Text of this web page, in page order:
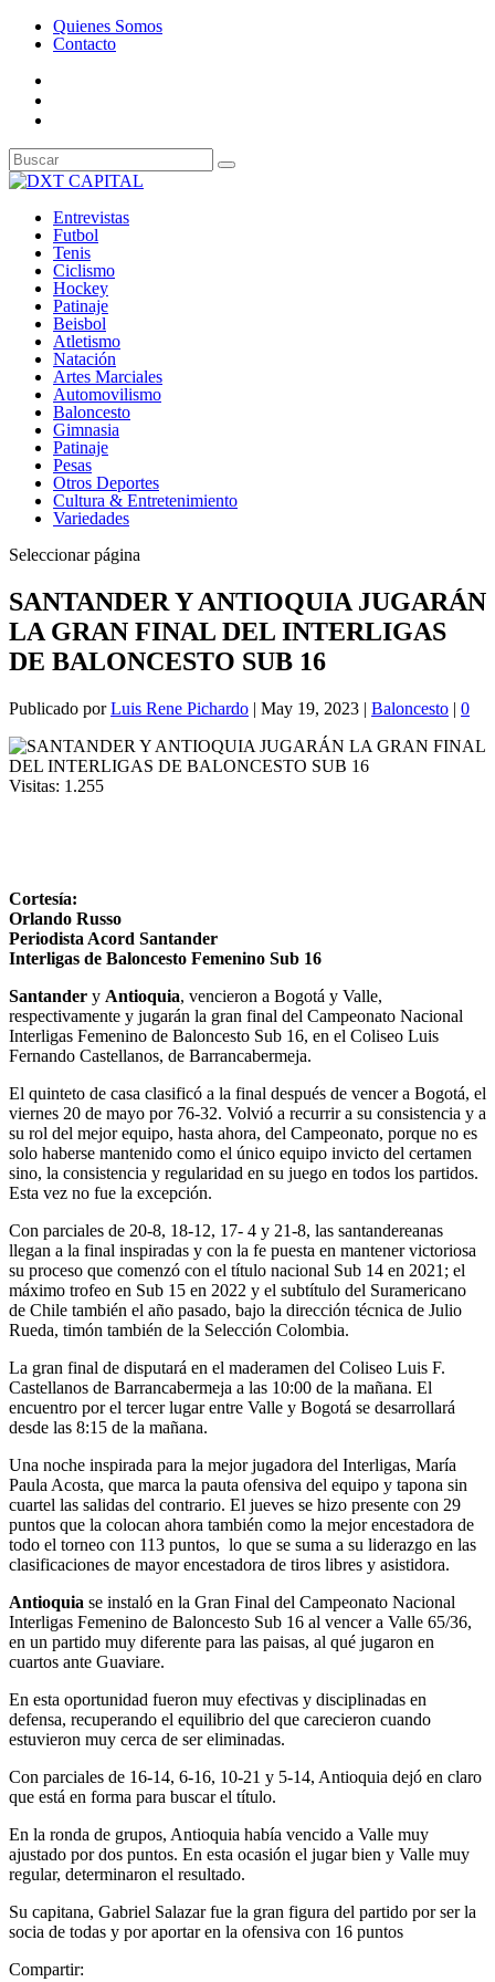
Quienes Somos
Contacto
Entrevistas
Futbol
Tenis
Ciclismo
Hockey
Patinaje
Beisbol
Atletismo
Natación
Artes Marciales
Automovilismo
Baloncesto
Gimnasia
Patinaje
Pesas
Otros Deportes
Cultura & Entretenimiento
Variedades
Seleccionar página
SANTANDER Y ANTIOQUIA JUGARÁN
LA GRAN FINAL DEL INTERLIGAS
DE BALONCESTO SUB 16
Publicado porLuis Rene Pichardo | May 19, 2023 | Baloncesto | 0
Visitas: 1.255
Cortesía:
Orlando Russo
Periodista Acord Santander
Interligas de Baloncesto Femenino Sub 16
Santander y Antioquia, vencieron a Bogotá y Valle,
respectivamente y jugarán la gran final del Campeonato Nacional
Interligas Femenino de Baloncesto Sub 16, en el Coliseo Luis
Fernando Castellanos, de Barrancabermeja.
El quinteto de casa clasificó a la final después de vencer a Bogotá, el
viernes 20 de mayo por 76-32. Volvió a recurrir a su consistencia y a
su rol del mejor equipo, hasta ahora, del Campeonato, porque no es
solo haberse mantenido como el único equipo invicto del certamen
sino, la consistencia y regularidad en su juego en todos los partidos.
Esta vez no fue la excepción.
Con parciales de 20-8, 18-12, 17- 4 y 21-8, las santandereanas
llegan a la final inspiradas y con la fe puesta en mantener victoriosa
su proceso que comenzó con el título nacional Sub 14 en 2021; el
máximo trofeo en Sub 15 en 2022 y el subtítulo del Suramericano
de Chile también el año pasado, bajo la dirección técnica de Julio
Rueda, timón también de la Selección Colombia.
La gran final de disputará en el maderamen del Coliseo Luis F.
Castellanos de Barrancabermeja a las 10:00 de la mañana. El
encuentro por el tercer lugar entre Valle y Bogotá se desarrollará
desde las 8:15 de la mañana.
Una noche inspirada para la mejor jugadora del Interligas, María
Paula Acosta, que marca la pauta ofensiva del equipo y tapona sin
cuartel las salidas del contrario. El jueves se hizo presente con 29
puntos que la colocan ahora también como la mejor encestadora de
todo el torneo con 113 puntos, lo que se suma a su liderazgo en las
clasificaciones de mayor encestadora de tiros libres y asistidora.
Antioquia se instaló en la Gran Final del Campeonato Nacional
Interligas Femenino de Baloncesto Sub 16 al vencer a Valle 65/36,
en un partido muy diferente para las paisas, al qué jugaron en
cuartos ante Guaviare.
En esta oportunidad fueron muy efectivas y disciplinadas en
defensa, recuperando el equilibrio del que carecieron cuando
estuvieron muy cerca de ser eliminadas.
Con parciales de 16-14, 6-16, 10-21 y 5-14, Antioquia dejó en claro
que está en forma para buscar el título.
En la ronda de grupos, Antioquia había vencido a Valle muy
ajustado por dos puntos. En esta ocasión el jugar bien y Valle muy
regular, determinaron el resultado.
Su capitana, Gabriel Salazar fue la gran figura del partido por ser la
socia de todas y por aportar en la ofensiva con 16 puntos
Compartir: